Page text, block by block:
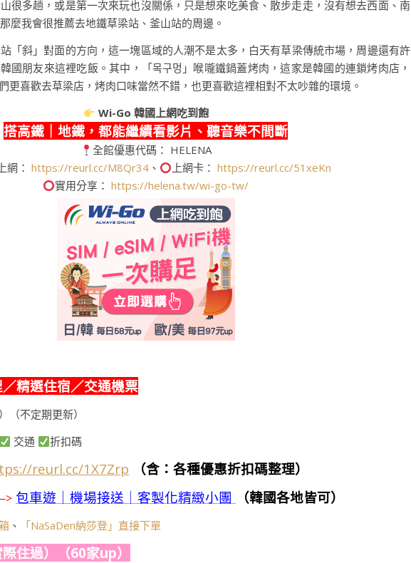
很多趟，或是第一次來玩也沒關係，只是想來吃美食、散步走走，沒有想去西面、南
麼我會很推薦去地鐵草梁站、釜山站的周邊。
「斜」對面的方向，這一塊區域的人潮不是太多，白天有草梁傳統市場，周邊還有許
國朋友來這裡吃飯。其中，「목구멍」喉嚨鐵鍋蓋烤肉，這家是韓國的連鎖烤肉店，
更喜歡去草梁店，烤肉口味當然不錯，也更喜歡這裡相對不太吵雜的環境。
Wi-Go 韓國上網吃到飽
搭高鐵｜地鐵，都能繼續看影片、聽音樂不間斷
全館優惠代碼： HELENA
網： https://reurl.cc/M8Qr34、 上網卡： https://reurl.cc/51xeKn
實用分享：https://helena.tw/wi-go-tw/
精選住宿／交通機票
（不定期更新）
交通 折扣碼
reurl.cc/1X7Zrp （含：各種優惠折扣碼整理）
包車遊｜機場接送｜客製化精緻小團 （韓國各地皆可）
、 「NaSaDen納莎登」直接下單
住過）（60家up）